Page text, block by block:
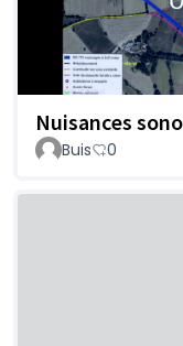
Nuisances
Buis
0